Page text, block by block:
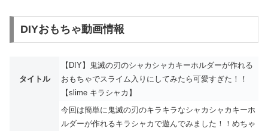
DIYおもちゃ動画情報
タイトル
【DIY】鬼滅の刃のシャカシャカキーホルダーが作れる
おもちゃでスライム入りにしてみたら可愛すぎた！！
【slime キラシャカ】
今回は簡単に鬼滅の刃のキラキラなシャカシャカキーホ
ルダーが作れるキラシャカで遊んでみました！！めちゃ